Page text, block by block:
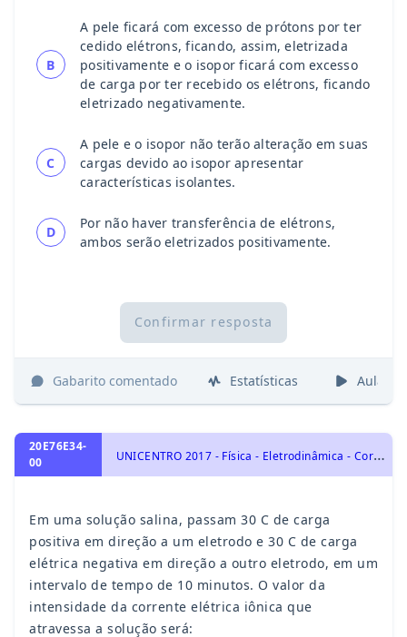
B
A pele ficará com excesso de prótons por ter
cedido elétrons, ficando, assim, eletrizada
positivamente e o isopor ficará com excesso
de carga por ter recebido os elétrons, ficando
eletrizado negativamente.
C
A pele e o isopor não terão alteração em suas
cargas devido ao isopor apresentar
características isolantes.
D
Por não haver transferência de elétrons,
ambos serão eletrizados positivamente.
Confirmar resposta
Gabarito comentado Estatísticas Aulas
20E76E34-
00
U
NICENTRO 2017 - Física - Eletrodinâmica - Corrente Elétrica, Cargas Elétricas e Eletrização, Eletrostática e Lei de Coulomb. Força Elétrica., Eletricidade
Em uma solução salina, passam 30 C de carga
positiva em direção a um eletrodo e 30 C de carga
elétrica negativa em direção a outro eletrodo, em um
intervalo de tempo de 10 minutos. O valor da
intensidade da corrente elétrica iônica que
atravessa a solução será: